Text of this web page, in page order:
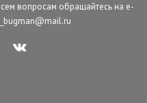
вопросам обращайтесь на e-